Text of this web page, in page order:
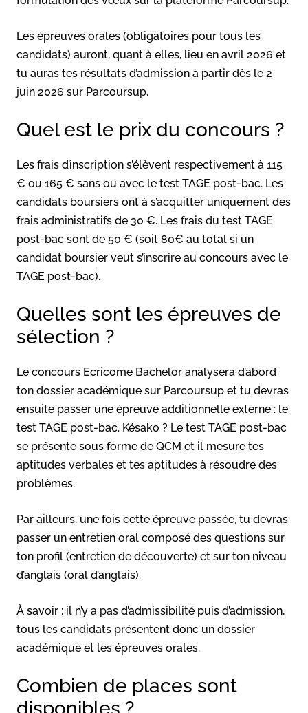
Les épreuves orales (obligatoires pour tous les
candidats) auront, quant à elles, lieu en avril 2026 et
tu auras tes résultats d’admission à partir dès le 2
juin 2026 sur Parcoursup.
Quel est le prix du concours ?
Les frais d’inscription s’élèvent respectivement à 115
€ ou 165 € sans ou avec le test TAGE post-bac. Les
candidats boursiers ont à s’acquitter uniquement des
frais administratifs de 30 €. Les frais du test TAGE
post-bac sont de 50 € (soit 80€ au total si un
candidat boursier veut s’inscrire au concours avec le
TAGE post-bac).
Quelles sont les épreuves de
sélection ?
Le concours Ecricome Bachelor analysera d’abord
ton dossier académique sur Parcoursup et tu devras
ensuite passer une épreuve additionnelle externe : le
test TAGE post-bac. Késako ? Le test TAGE post-bac
se présente sous forme de QCM et il mesure tes
aptitudes verbales et tes aptitudes à résoudre des
problèmes.
Par ailleurs, une fois cette épreuve passée, tu devras
passer un entretien oral composé des questions sur
ton profil (entretien de découverte) et sur ton niveau
d’anglais (oral d’anglais).
À savoir : il n’y a pas d’admissibilité puis d’admission,
tous les candidats présentent donc un dossier
académique et les épreuves orales.
Combien de places sont
disponibles ?